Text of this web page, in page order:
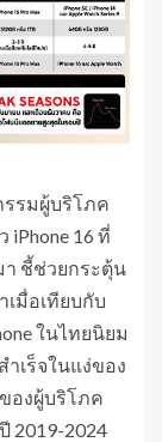
รรมผู้บริโภค
iPhone 16 ที่
ชี้ช่วยกระตุ้น
เมื่อเทียบกับ
ในไทยนิยม
เร็จในแง่ของ
องผู้บริโภค
2019-2024